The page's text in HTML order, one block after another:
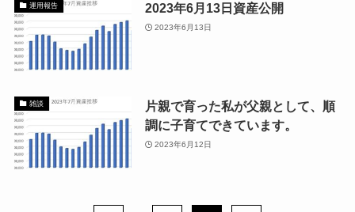
運用報告 2023年6月13日資産公開
2023年6月13日
雑談
片親で育った私が父親として、順
調に子育てできています。
2023年6月12日